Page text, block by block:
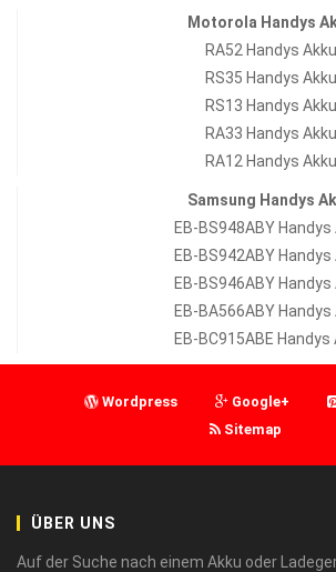
Motorola Handys
RA52 Handys Akku
RS35 Handys Akku
RS13 Handys Akku
RA33 Handys Akku
RA12 Handys Akku
Samsung Handys
EB-BS948ABY Handys
EB-BS942ABY Handys
EB-BS946ABY Handys
EB-BA566ABY Handys
EB-BC915ABE Handys
Wordpress Google+
Sitemap
ÜBER UNS
Auf der Suche nach einem Akku oder